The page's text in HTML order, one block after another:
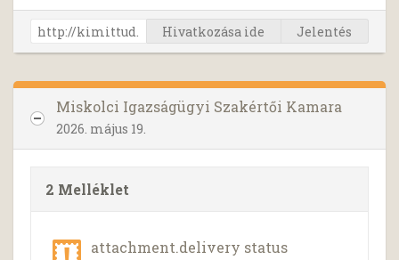
Hivatkozása ide Jelentés
Miskolci Igazságügyi Szakértői Kamara
2026. május 19.
2 Melléklet
attachment.delivery status